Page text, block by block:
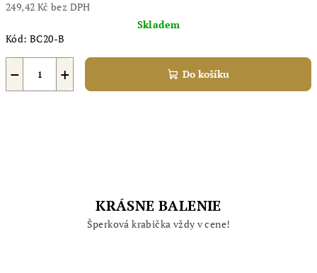
249,42 Kč bez DPH
cena:
Skladem
Kód: BC20-B
+
− Do košíku
KRÁSNE BALENIE
Šperková krabička vždy v cene!